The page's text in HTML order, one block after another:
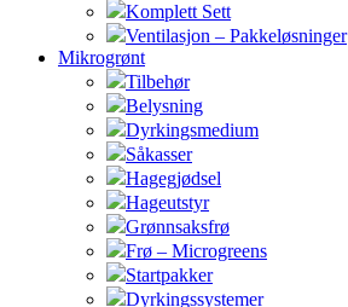
Komplett Sett
Ventilasjon – Pakkeløsninger
Mikrogrønt
Tilbehør
Belysning
Dyrkingsmedium
Såkasser
Hagegjødsel
Hageutstyr
Grønnsaksfrø
Frø – Microgreens
Startpakker
Dyrkingssystemer